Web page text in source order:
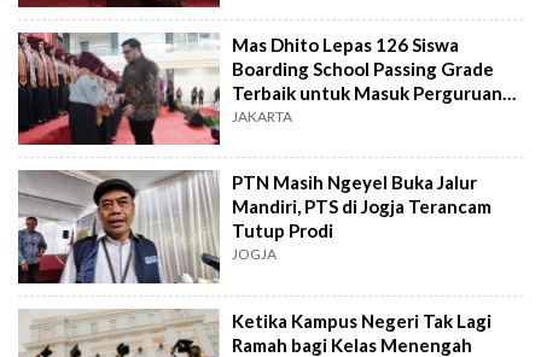
Mas Dhito Lepas 126 Siswa
Boarding School Passing Grade
Terbaik untuk Masuk Perguruan
Tinggi
JAKARTA
PTN Masih Ngeyel Buka Jalur
Mandiri, PTS di Jogja Terancam
Tutup Prodi
JOGJA
Ketika Kampus Negeri Tak Lagi
Ramah bagi Kelas Menengah